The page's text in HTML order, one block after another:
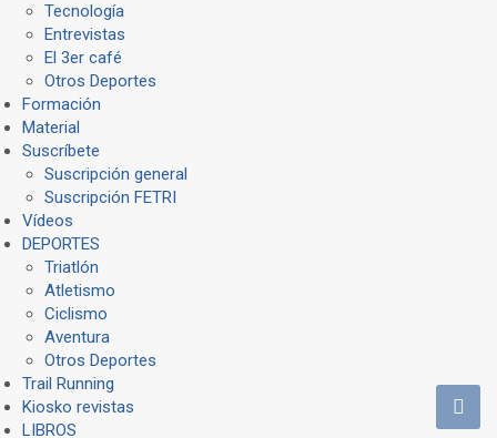
Tecnología
Entrevistas
El 3er café
Otros Deportes
Formación
Material
Suscríbete
Suscripción general
Suscripción FETRI
Vídeos
DEPORTES
Triatlón
Atletismo
Ciclismo
Aventura
Otros Deportes
Trail Running
Kiosko revistas
LIBROS